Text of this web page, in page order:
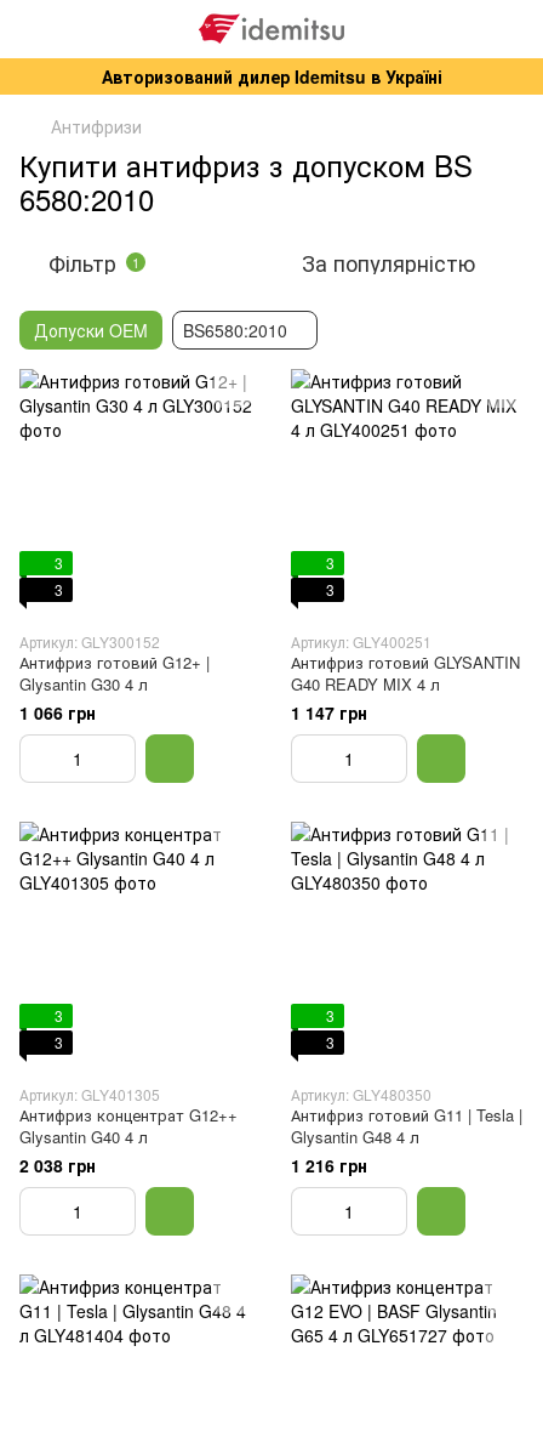
Авторизований дилер Idemitsu в Україні
Антифризи
Купити антифриз з допуском BS
6580:2010
Фільтр 1 За популярністю
Допуски OEM BS6580:2010
3
3
Артикул: GLY300152
Антифриз готовий G12+ |
Glysantin G30 4 л
1 066 грн
3
3
Артикул: GLY400251
Антифриз готовий GLYSANTIN
G40 READY MIX 4 л
1 147 грн
3
3
Артикул: GLY401305
Антифриз концентрат G12++
Glysantin G40 4 л
2 038 грн
3
3
Артикул: GLY480350
Антифриз готовий G11 | Tesla |
Glysantin G48 4 л
1 216 грн